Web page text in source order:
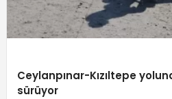
Ceylanpınar-Kızıltepe
sürüyor